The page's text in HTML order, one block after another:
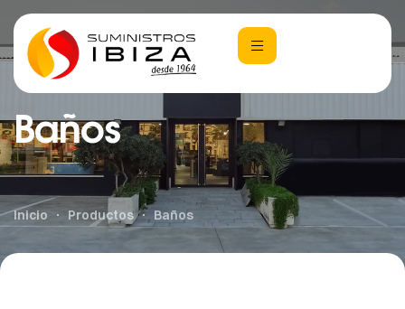
Baños
Inicio Productos Baños